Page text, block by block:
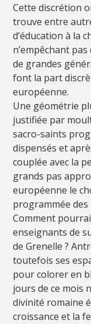
Cette discrétion
trouve entre
d’éducation à la
n’empêchant
de grandes
font la part
européenne.
Une géométrie
justifiée par
sacro-saints
dispensés et
couplée avec la
grands pas
européenne le
programmée
Comment
enseignants de
de Grenelle ?
toutefois ses
pour colorer en
jours de ce mois
divinité romaine
croissance et la